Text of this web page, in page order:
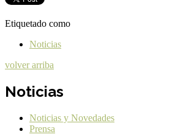
Etiquetado como
Noticias
volver arriba
Noticias
Noticias y Novedades
Prensa